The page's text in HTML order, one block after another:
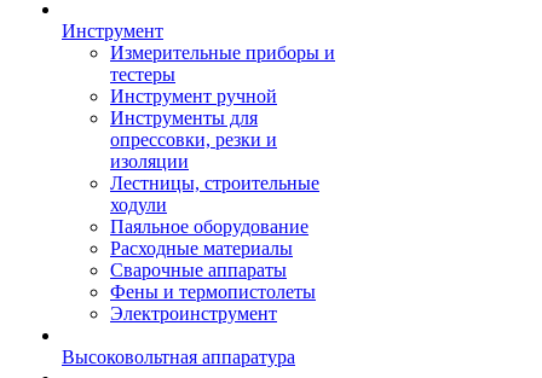
Инструмент
Измерительные приборы и
тестеры
Инструмент ручной
Инструменты для
опрессовки, резки и
изоляции
Лестницы, строительные
ходули
Паяльное оборудование
Расходные материалы
Сварочные аппараты
Фены и термопистолеты
Электроинструмент
Высоковольтная аппаратура